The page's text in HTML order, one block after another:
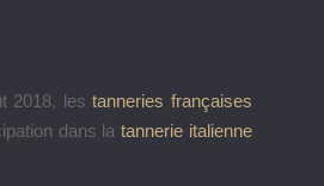
2018, lestanneries françaises
dans latannerie italienne